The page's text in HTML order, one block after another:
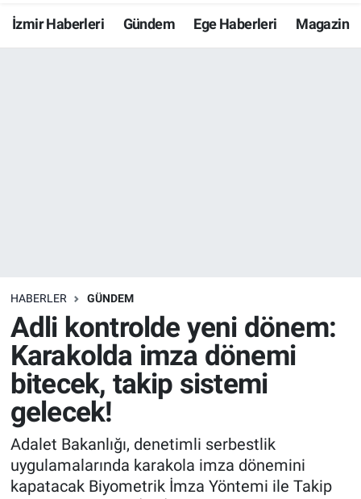
İzmir Haberleri Gündem Ege Haberleri Magazin
HABERLER GÜNDEM
Adli kontrolde yeni dönem:
Karakolda imza dönemi
bitecek, takip sistemi
gelecek!
Adalet Bakanlığı, denetimli serbestlik
uygulamalarında karakola imza dönemini
kapatacak Biyometrik İmza Yöntemi ile Takip
Resmi İlanlar